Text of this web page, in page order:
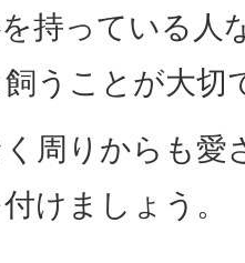
持っている人
うことが大切
周りからも愛
けましょう。